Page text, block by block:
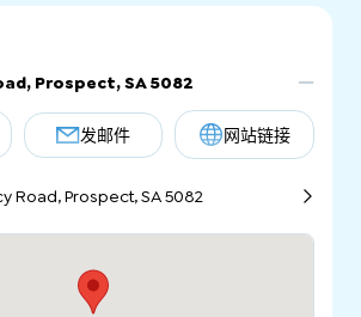
Prospect, SA 5082
发邮件 网站链接
Road, Prospect, SA 5082